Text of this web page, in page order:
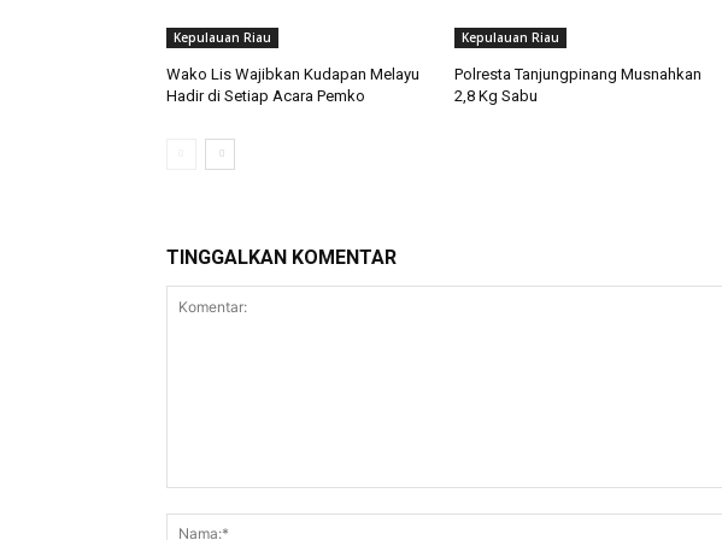
Kepulauan Riau
Wako Lis Wajibkan Kudapan Melayu
Hadir di Setiap Acara Pemko
Kepulauan Riau
Polresta Tanjungpinang Musnahkan
2,8 Kg Sabu
TINGGALKAN KOMENTAR